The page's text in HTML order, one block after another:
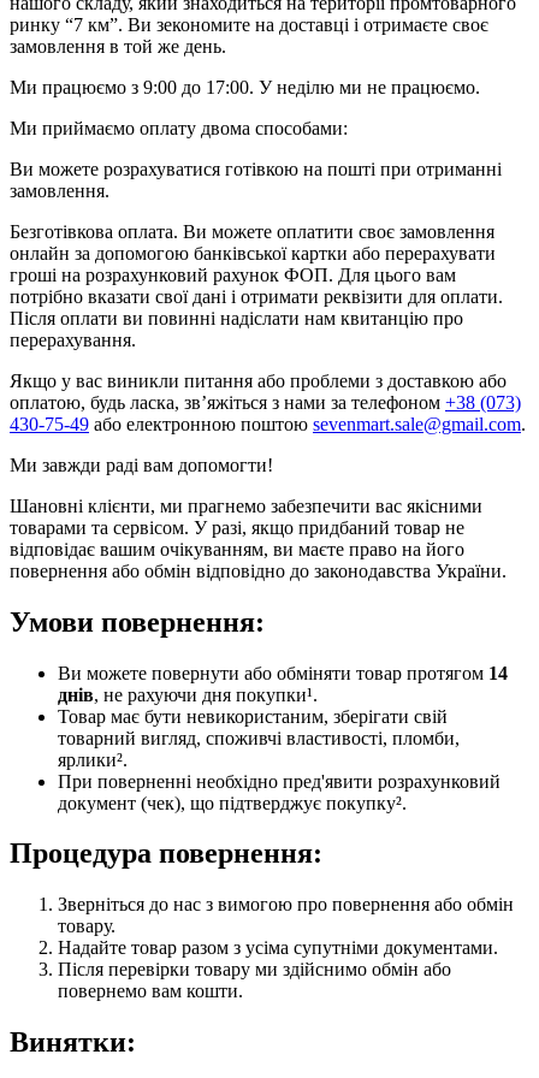
ринку “7 км”. Ви зекономите на доставці і отримаєте своє
замовлення в той же день.
Ми працюємо з 9:00 до 17:00. У неділю ми не працюємо.
Ми приймаємо оплату двома способами:
Ви можете розрахуватися готівкою на пошті при отриманні
замовлення.
Безготівкова оплата. Ви можете оплатити своє замовлення
онлайн за допомогою банківської картки або перерахувати
гроші на розрахунковий рахунок ФОП. Для цього вам
потрібно вказати свої дані і отримати реквізити для оплати.
Після оплати ви повинні надіслати нам квитанцію про
перерахування.
Якщо у вас виникли питання або проблеми з доставкою або
оплатою, будь ласка, зв’яжіться з нами за телефоном +38 (073)
430-75-49 або електронною поштою sevenmart.sale@gmail.com.
Ми завжди раді вам допомогти!
Шановні клієнти, ми прагнемо забезпечити вас якісними
товарами та сервісом. У разі, якщо придбаний товар не
відповідає вашим очікуванням, ви маєте право на його
повернення або обмін відповідно до законодавства України.
Умови повернення:
Ви можете повернути або обміняти товар протягом 14
днів, не рахуючи дня покупки¹.
Товар має бути невикористаним, зберігати свій
товарний вигляд, споживчі властивості, пломби,
ярлики².
При поверненні необхідно пред'явити розрахунковий
документ (чек), що підтверджує покупку².
Процедура повернення:
Зверніться до нас з вимогою про повернення або обмін
товару.
Надайте товар разом з усіма супутніми документами.
Після перевірки товару ми здійснимо обмін або
повернемо вам кошти.
Винятки: